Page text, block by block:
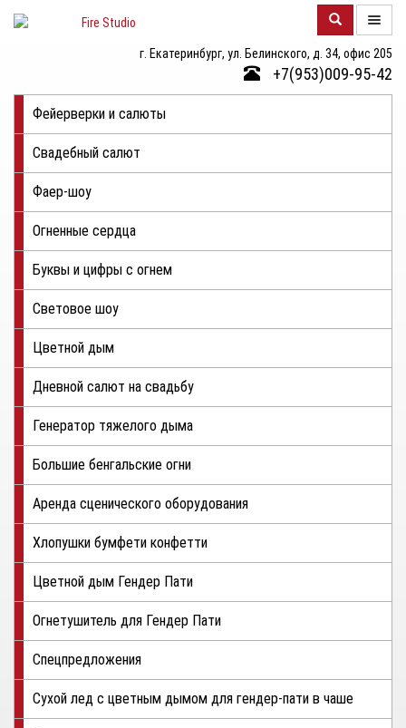
г. Екатеринбург, ул. Белинского, д. 34, офис 205
+7(953)009-95-42
КАТАЛОГ
ФОТОГАЛЕРЕЯ
КОНТАКТЫ
ЦЕНЫ
ОТЗЫВЫ
Фейерверки и салюты
Свадебный салют
Фаер-шоу
Огненные сердца
Буквы и цифры с огнем
Световое шоу
Цветной дым
Дневной салют на свадьбу
Генератор тяжелого дыма
Большие бенгальские огни
Аренда сценического оборудования
Хлопушки бумфети конфетти
Цветной дым Гендер Пати
Огнетушитель для Гендер Пати
Спецпредложения
Сухой лед с цветным дымом для гендер-пати в чаше